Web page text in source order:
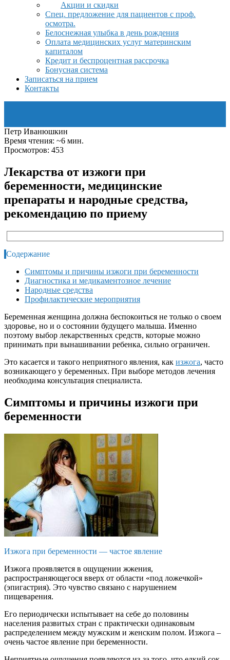
Акции и скидки
Спец. предложение для пациентов с проф.
осмотра.
Белоснежная улыбка в день рождения
Оплата медицинских услуг материнским
капиталом
Кредит и беспроцентная рассрочка
Бонусная система
Записаться на прием
Контакты
Петр Иванюшкин
Время чтения: ~6 мин.
Просмотров: 453
Лекарства от изжоги при
беременности, медицинские
препараты и народные средства,
рекомендацию по приему
Содержание
Симптомы и причины изжоги при беременности
Диагностика и медикаментозное лечение
Народные средства
Профилактические мероприятия
Беременная женщина должна беспокоиться не только о своем
здоровье, но и о состоянии будущего малыша. Именно
поэтому выбор лекарственных средств, которые можно
принимать при вынашивании ребенка, сильно ограничен.
Это касается и такого неприятного явления, как изжога, часто
возникающего у беременных. При выборе методов лечения
необходима консультация специалиста.
Симптомы и причины изжоги при
беременности
Изжога при беременности — частое явление
Изжога проявляется в ощущении жжения,
распространяющегося вверх от области «под ложечкой»
(эпигастрия). Это чувство связано с нарушением
пищеварения.
Его периодически испытывает на себе до половины
населения развитых стран с практически одинаковым
распределением между мужским и женским полом. Изжога –
очень частое явление при беременности.